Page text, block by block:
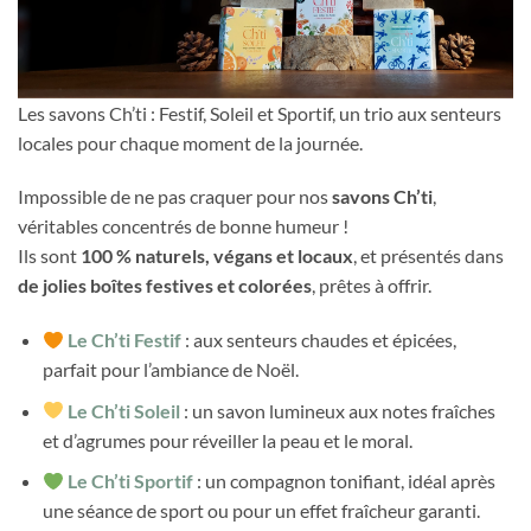
Les savons Ch’ti : Festif, Soleil et Sportif, un trio aux senteurs
locales pour chaque moment de la journée.
Impossible de ne pas craquer pour nossavons Ch’ti,
véritables concentrés de bonne humeur !
Ils sont 100 % naturels, végans et locaux, et présentés dans
de jolies boîtes festives et colorées, prêtes à offrir.
Le Ch’ti Festif : aux senteurs chaudes et épicées,
parfait pour l’ambiance de Noël.
Le Ch’ti Soleil : un savon lumineux aux notes fraîches
et d’agrumes pour réveiller la peau et le moral.
Le Ch’ti Sportif : un compagnon tonifiant, idéal après
une séance de sport ou pour un effet fraîcheur garanti.